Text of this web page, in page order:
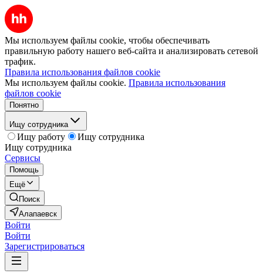
Мы используем файлы cookie, чтобы обеспечивать
правильную работу нашего веб-сайта и анализировать сетевой
трафик.
Правила использования файлов cookie
Мы используем файлы cookie. Правила использования
файлов cookie
Понятно
Ищу сотрудника
Ищу работу
Ищу сотрудника
Ищу сотрудника
Сервисы
Помощь
Ещё
Поиск
Алапаевск
Войти
Войти
Зарегистрироваться